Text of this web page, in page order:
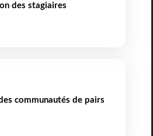
des stagiaires
communautés de pairs